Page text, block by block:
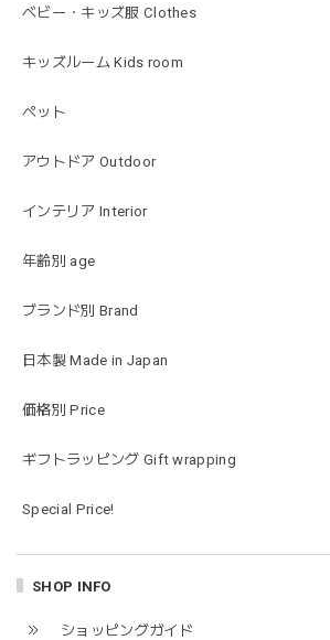
ベビー・キッズ服 Clothes
キッズルーム Kids room
ペット
アウトドア Outdoor
インテリア Interior
年齢別 age
ブランド別 Brand
日本製 Made in Japan
価格別 Price
ギフトラッピング Gift wrapping
Special Price!
SHOP INFO
ショッピングガイド
可愛いファーストトイが届きました！ あ
お砂場セットや木のおもちゃ、ニット帽
た…！✨どれも使いやすいベーシックな色
すぐに使い始めました。今年もまた購入